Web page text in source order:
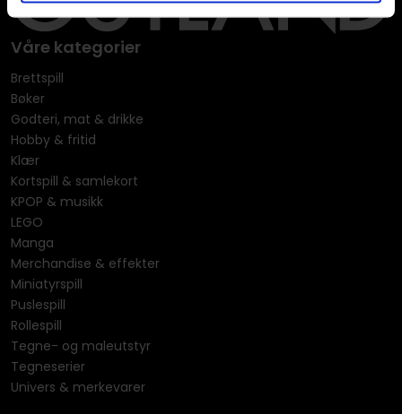
Våre kategorier
Brettspill
Bøker
Godteri, mat & drikke
Hobby & fritid
Klær
Kortspill & samlekort
KPOP & musikk
LEGO
Manga
Merchandise & effekter
Miniatyrspill
Puslespill
Rollespill
Tegne- og maleutstyr
Tegneserier
Univers & merkevarer